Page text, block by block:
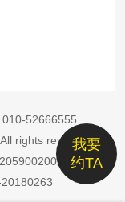
我要
约TA
010-52666555
rights reserved
号